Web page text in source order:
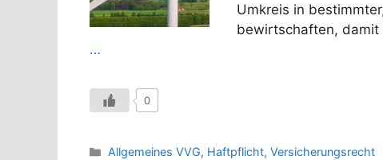
Umkreis in
bewirtschaften,
…
0
Kategorien
Allgemeines VVG, Haftpflicht,Versicherungsrecht